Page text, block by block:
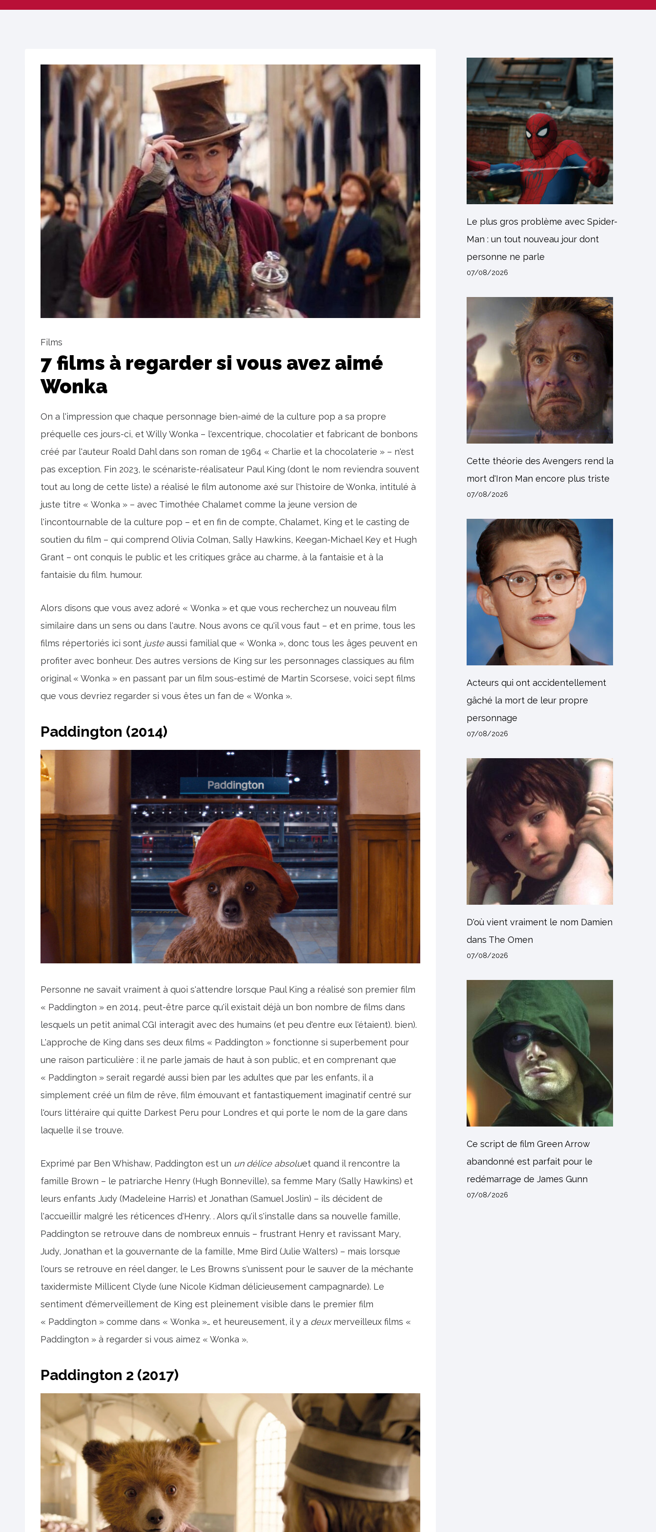
Films
7 films à regarder si vous avez aimé
Wonka
On a l'impression que chaque personnage bien-aimé de la culture pop a sa propre
préquelle ces jours-ci, et Willy Wonka – l'excentrique, chocolatier et fabricant de bonbons
créé par l'auteur Roald Dahl dans son roman de 1964 « Charlie et la chocolaterie » – n'est
pas exception. Fin 2023, le scénariste-réalisateur Paul King (dont le nom reviendra souvent
tout au long de cette liste) a réalisé le film autonome axé sur l'histoire de Wonka, intitulé à
juste titre « Wonka » – avec Timothée Chalamet comme la jeune version de
l'incontournable de la culture pop – et en fin de compte, Chalamet, King et le casting de
soutien du film – qui comprend Olivia Colman, Sally Hawkins, Keegan-Michael Key et Hugh
Grant – ont conquis le public et les critiques grâce au charme, à la fantaisie et à la
fantaisie du film. humour.
Alors disons que vous avez adoré « Wonka » et que vous recherchez un nouveau film
similaire dans un sens ou dans l'autre. Nous avons ce qu'il vous faut – et en prime, tous les
films répertoriés ici sont justeaussi familial que « Wonka », donc tous les âges peuvent en
profiter avec bonheur. Des autres versions de King sur les personnages classiques au film
original « Wonka » en passant par un film sous-estimé de Martin Scorsese, voici sept films
que vous devriez regarder si vous êtes un fan de « Wonka ».
Paddington (2014)
Personne ne savait vraiment à quoi s'attendre lorsque Paul King a réalisé son premier film
« Paddington » en 2014, peut-être parce qu'il existait déjà un bon nombre de films dans
lesquels un petit animal CGI interagit avec des humains (et peu d'entre eux l'étaient). bien).
L'approche de King dans ses deux films « Paddington » fonctionne si superbement pour
une raison particulière : il ne parle jamais de haut à son public, et en comprenant que
« Paddington » serait regardé aussi bien par les adultes que par les enfants, il a
simplement créé un film de rêve, film émouvant et fantastiquement imaginatif centré sur
l'ours littéraire qui quitte Darkest Peru pour Londres et qui porte le nom de la gare dans
laquelle il se trouve.
Exprimé par Ben Whishaw, Paddington est un un délice absoluet quand il rencontre la
famille Brown – le patriarche Henry (Hugh Bonneville), sa femme Mary (Sally Hawkins) et
leurs enfants Judy (Madeleine Harris) et Jonathan (Samuel Joslin) – ils décident de
l'accueillir malgré les réticences d'Henry. . Alors qu'il s'installe dans sa nouvelle famille,
Paddington se retrouve dans de nombreux ennuis – frustrant Henry et ravissant Mary,
Judy, Jonathan et la gouvernante de la famille, Mme Bird (Julie Walters) – mais lorsque
l'ours se retrouve en réel danger, le Les Browns s'unissent pour le sauver de la méchante
taxidermiste Millicent Clyde (une Nicole Kidman délicieusement campagnarde). Le
sentiment d'émerveillement de King est pleinement visible dans le premier film
« Paddington » comme dans « Wonka »… et heureusement, il y a deuxmerveilleux films «
Paddington » à regarder si vous aimez « Wonka ».
Paddington 2 (2017)
Le plus gros problème avec Spider-
Man : un tout nouveau jour dont
personne ne parle
07/08/2026
Cette théorie des Avengers rend la
mort d'Iron Man encore plus triste
07/08/2026
Acteurs qui ont accidentellement
gâché la mort de leur propre
personnage
07/08/2026
D'où vient vraiment le nom Damien
dans The Omen
07/08/2026
Ce script de film Green Arrow
abandonné est parfait pour le
redémarrage de James Gunn
07/08/2026